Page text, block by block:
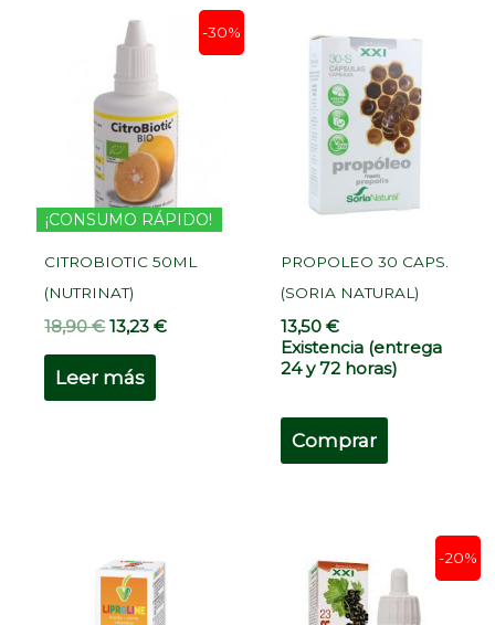
-30%
¡CONSUMO RÁPIDO!
CITROBIOTIC 50ML
(NUTRINAT)
18,90€
precio
original
era:
18,90 €.
13,23€
precio
es:
13,23 €.
Leer más
PROPOLEO 30 CAPS.
(SORIA NATURAL)
13,50€
Existencia (entrega
24 y 72 horas)
Comprar
-20%
precio
original
era:
precio
actual
es: